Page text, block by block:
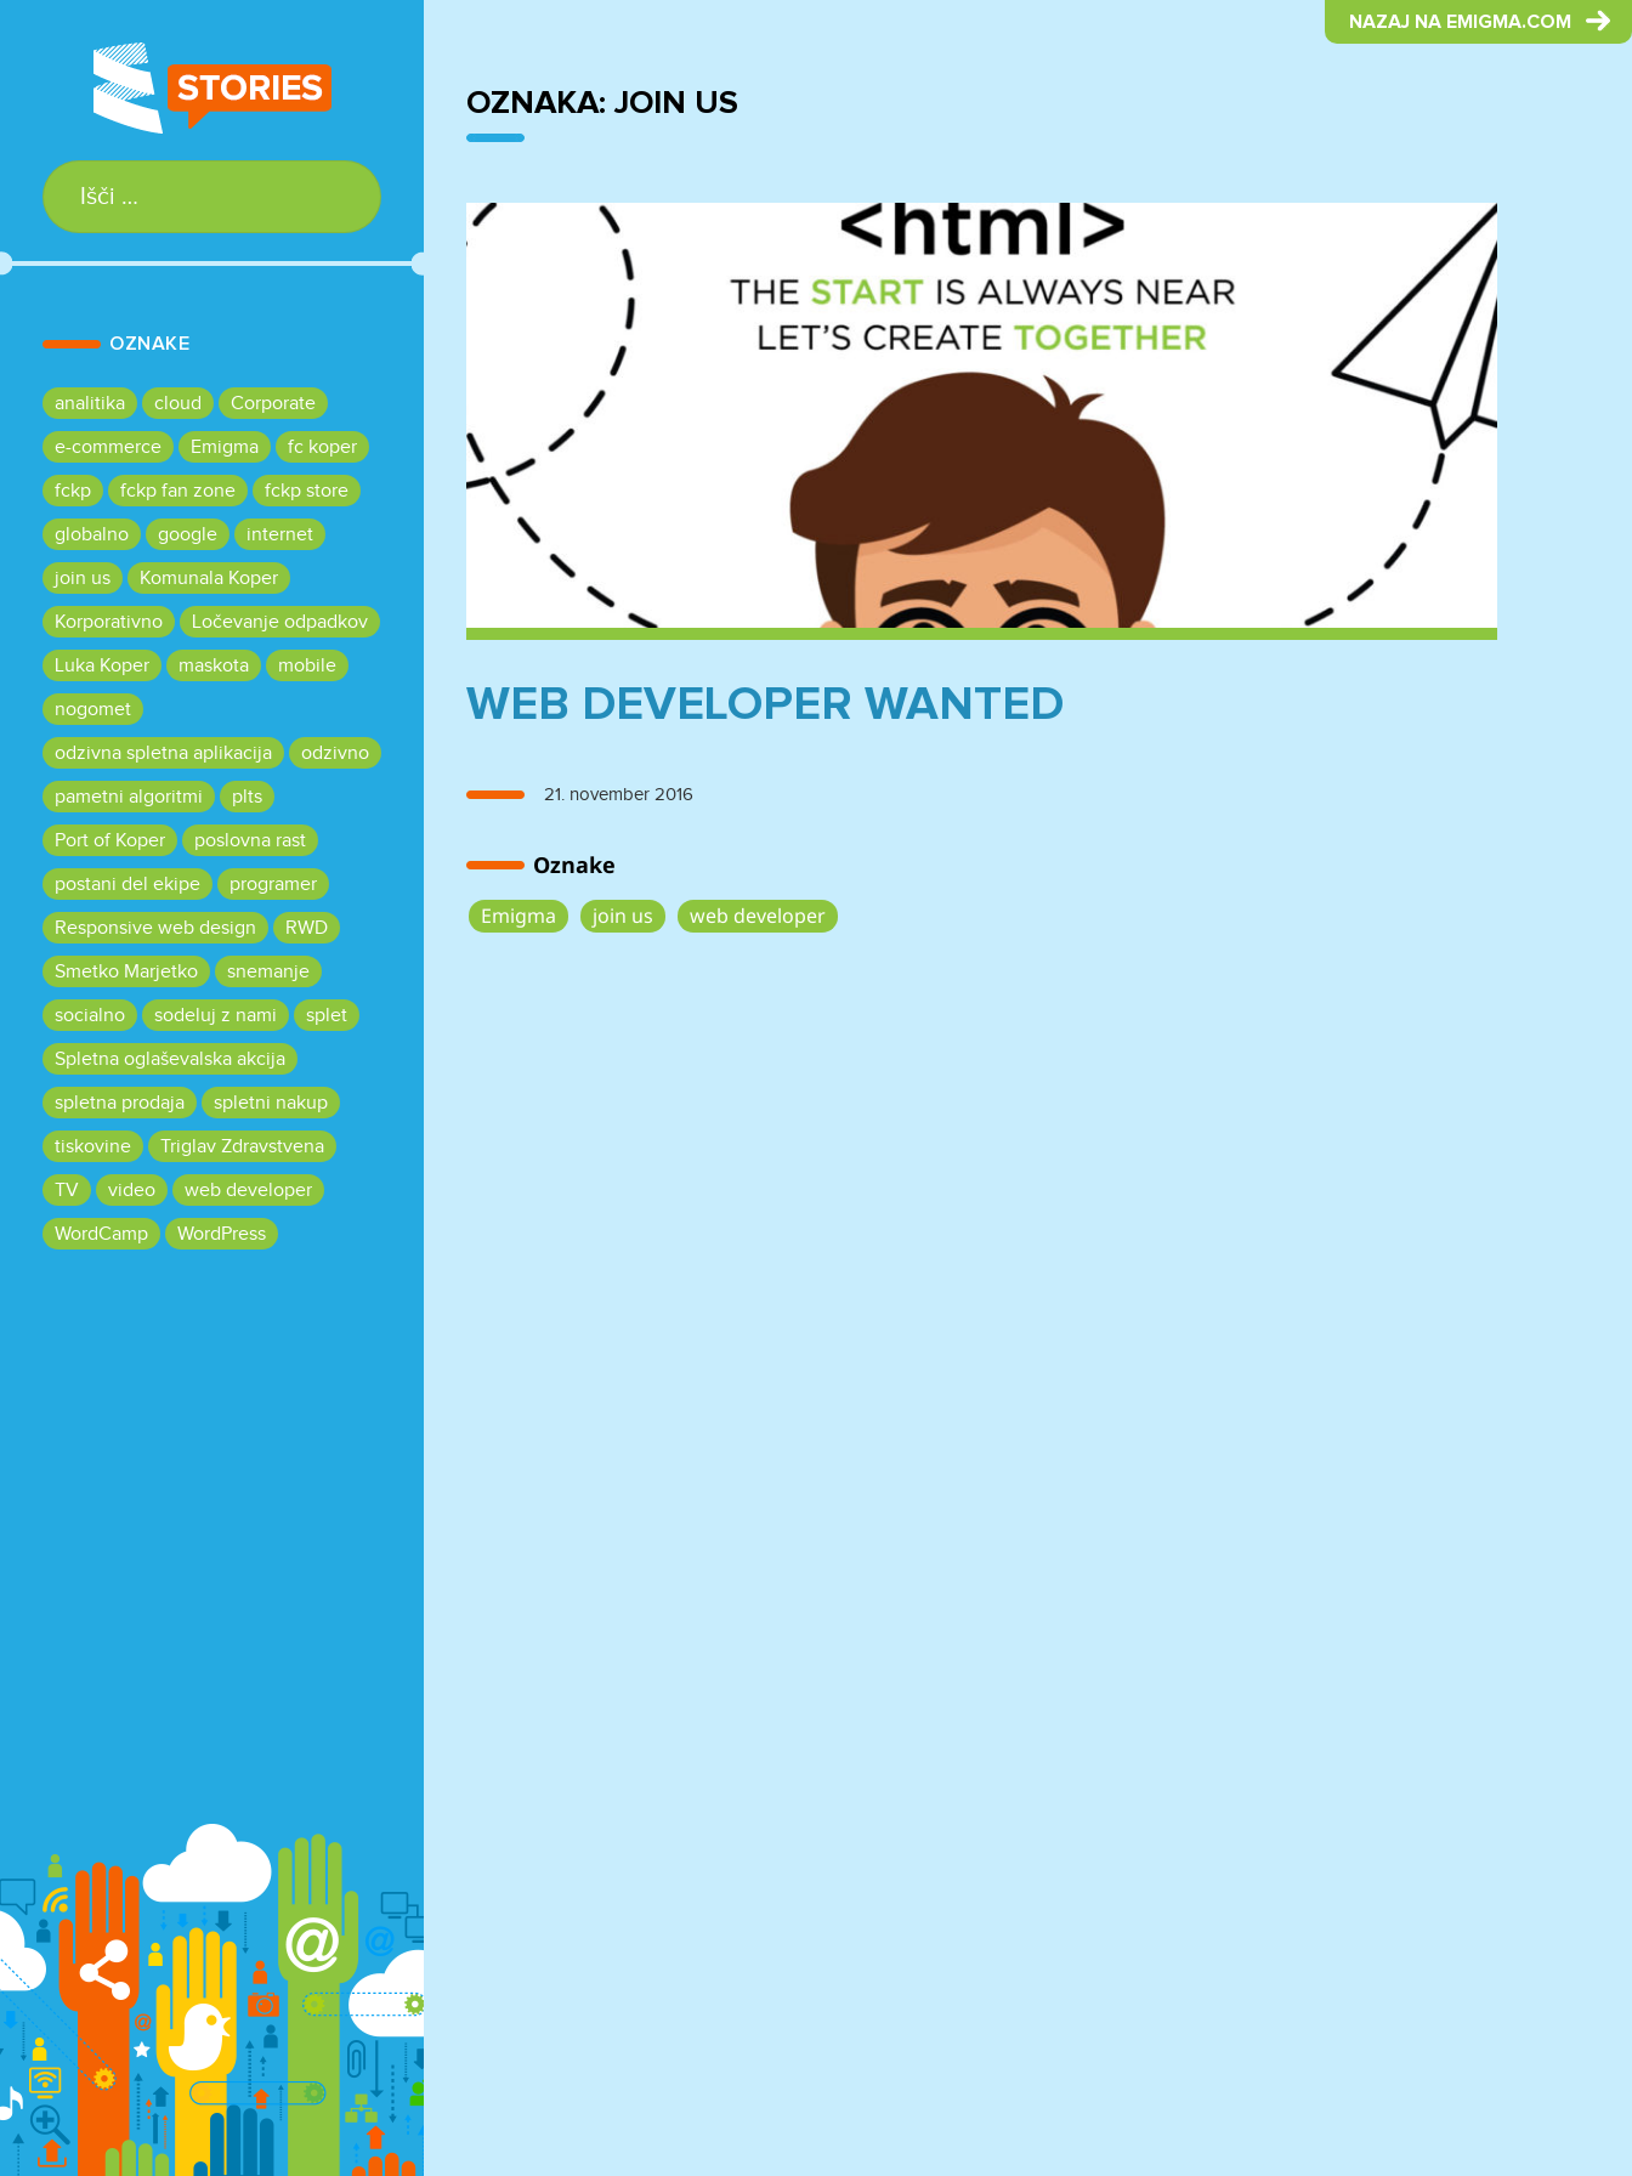
Išči:
OZNAKE
analitika cloud Corporate
e-commerce Emigma fc koper
fckp fckp fan zone fckp store
globalno google internet
join us Komunala Koper
Korporativno Ločevanje odpadkov
Luka Koper maskota mobile
nogomet
odzivna spletna aplikacija odzivno
pametni algoritmi plts
Port of Koper poslovna rast
postani del ekipe programer
Responsive web design RWD
Smetko Marjetko snemanje
socialno sodeluj z nami splet
Spletna oglaševalska akcija
spletna prodaja spletni nakup
tiskovine Triglav Zdravstvena
TV video web developer
WordCamp WordPress
NAZAJ NA EMIGMA.COM
OZNAKA:JOIN US
WEB DEVELOPER WANTED
Objavljeno
21. november 2016
Oznake
Oznake
Emigma join us web developer